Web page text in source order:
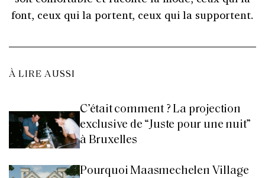
font, ceux qui la portent, ceux qui la supportent.
À LIRE AUSSI
C’était comment ? La projection
exclusive de “Juste pour une nuit”
à Bruxelles
Pourquoi Maasmechelen Village